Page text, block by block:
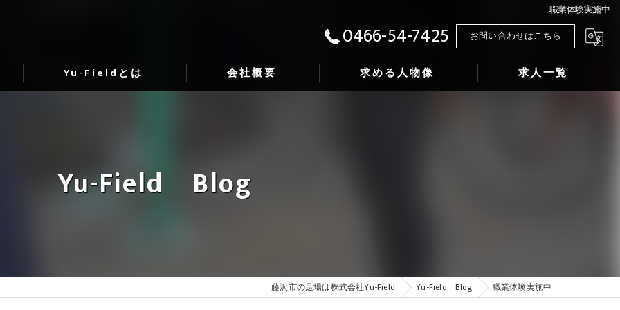
職業体験実施中
0466-54-7425 お問い合わせはこちら
Yu-Fieldとは 会社概要
事業案内
求める人物像 求人一覧
Yu-Field Blog
藤沢市の足場は株式会社Yu-Field Yu-Field Blog 職業体験実施中